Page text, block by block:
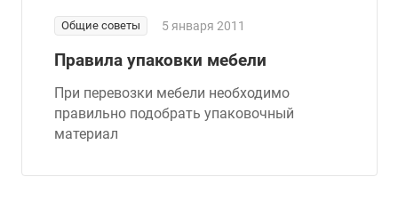
Общие советы 5 января 2011
Правила упаковки мебели
При перевозки мебели необходимо
правильно подобрать упаковочный
материал